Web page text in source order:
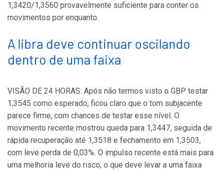
1,3420/1,3560 provavelmente suficiente para conter os
movimentos por enquanto.
A libra deve continuar oscilando
dentro de uma faixa
VISÃO DE 24 HORAS: Após não termos visto o GBP testar
1,3545 como esperado, ficou claro que o tom subjacente
parece firme, com chances de testar esse nível. O
movimento recente mostrou queda para 1,3447, seguida de
rápida recuperação até 1,3518 e fechamento em 1,3503,
com leve perda de 0,03%. O impulso recente está mais para
uma melhoria leve do risco, o que deve levar a uma faixa